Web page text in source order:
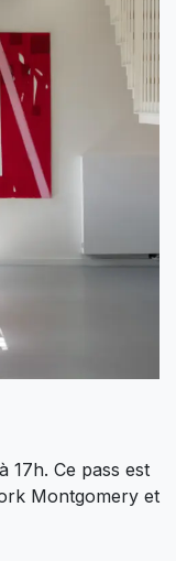
17h. Ce pass est
Montgomery et